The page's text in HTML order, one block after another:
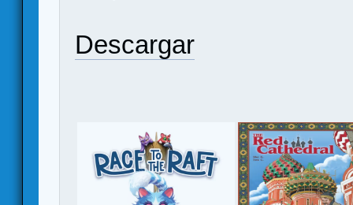
Descargar